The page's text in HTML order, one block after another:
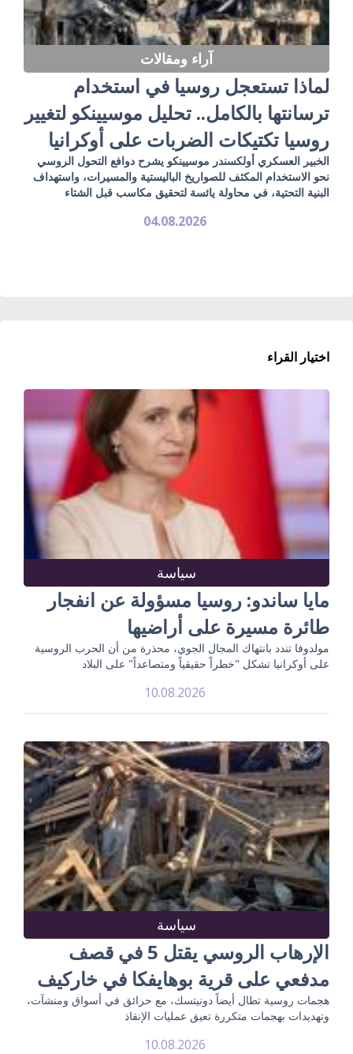
آراء ومقالات
لماذا تستعجل روسيا في استخدام
ترسانتها بالكامل.. تحليل موسيينكو لتغيير
روسيا تكتيكات الضربات على أوكرانيا
الخبير العسكري أولكسندر موسيينكو يشرح دوافع التحول الروسي
نحو الاستخدام المكثف للصواريخ الباليستية والمسيرات، واستهداف
البنية التحتية، في محاولة يائسة لتحقيق مكاسب قبل الشتاء
04.08.2026
اختيار القراء
سياسة
مايا ساندو: روسيا مسؤولة عن انفجار
طائرة مسيرة على أراضيها
مولدوفا تندد بانتهاك المجال الجوي، محذرة من أن الحرب الروسية
على أوكرانيا تشكل "خطراً حقيقياً ومتصاعداً" على البلاد
10.08.2026
سياسة
الإرهاب الروسي يقتل 5 في قصف
مدفعي على قرية بوهايفكا في خاركيف
هجمات روسية تطال أيضاً دونيتسك، مع حرائق في أسواق ومنشآت،
وتهديدات بهجمات متكررة تعيق عمليات الإنقاذ
10.08.2026